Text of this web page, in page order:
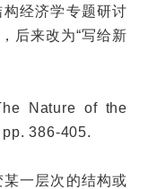
经济学专题研讨
后来改为“写给新
Nature of the
386-405.
一层次的结构或